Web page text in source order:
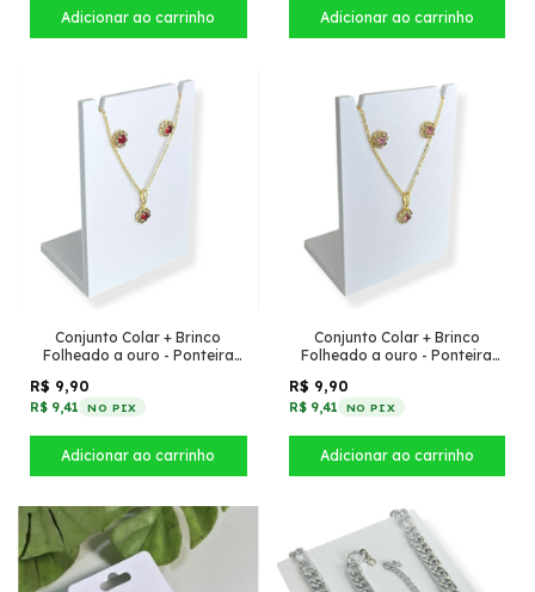
Conjunto Colar + Brinco
Folheado a ouro - Ponteira
R$ 9,90
R$ 9,41 NO PIX
Conjunto Colar + Brinco
Folheado a ouro - Ponteira
R$ 9,90
R$ 9,41 NO PIX